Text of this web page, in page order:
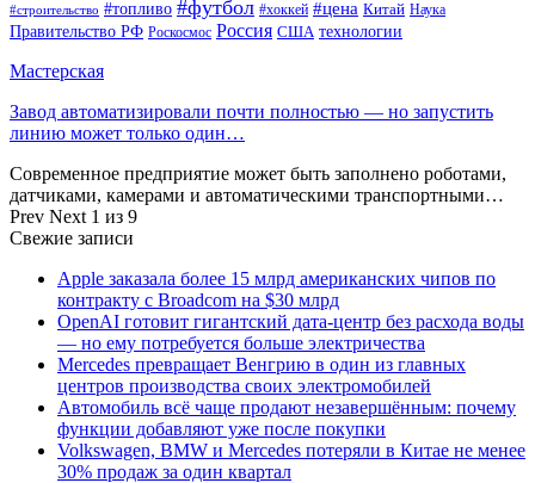
#строительство #топливо #футбол #хоккей #цена Китай Наука
Правительство РФ Роскосмос Россия США технологии
Мастерская
Завод автоматизировали почти полностью — но запустить
линию может только один…
Современное предприятие может быть заполнено роботами,
датчиками, камерами и автоматическими транспортными…
Prev Next 1 из 9
Свежие записи
Apple заказала более 15 млрд американских чипов по
контракту с Broadcom на $30 млрд
OpenAI готовит гигантский дата-центр без расхода воды
— но ему потребуется больше электричества
Mercedes превращает Венгрию в один из главных
центров производства своих электромобилей
Автомобиль всё чаще продают незавершённым: почему
функции добавляют уже после покупки
Volkswagen, BMW и Mercedes потеряли в Китае не менее
30% продаж за один квартал